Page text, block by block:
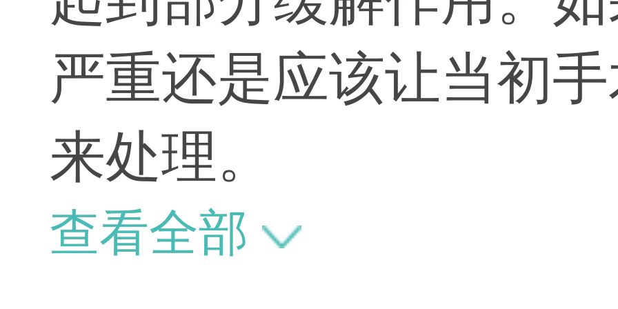
严重还是应该让当初
来处理。
查看全部